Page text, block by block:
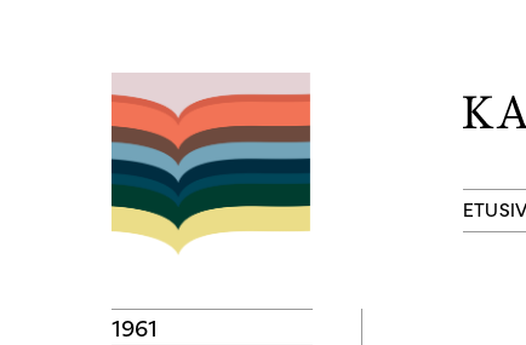
sisältöön
1961